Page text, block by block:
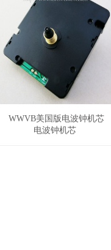
WWVB美国版电波钟机芯
电波钟机芯